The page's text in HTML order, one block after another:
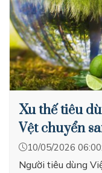
Xu thế tiêu
Vệt chuyển
10/05/2026
Người tiêu dùng